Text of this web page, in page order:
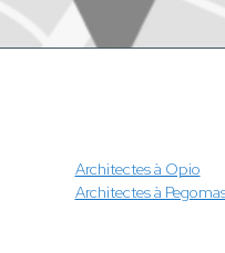
Architectes à Opio
Architectes à